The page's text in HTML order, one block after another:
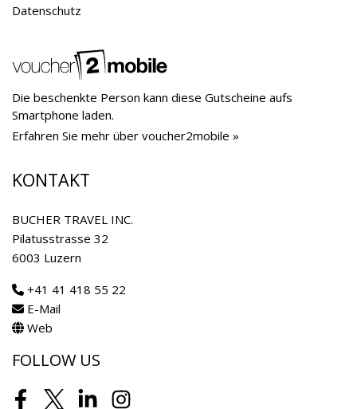
Datenschutz
Die beschenkte Person kann diese Gutscheine aufs
Smartphone laden.
Erfahren Sie mehr über voucher2mobile »
KONTAKT
BUCHER TRAVEL INC.
Pilatusstrasse 32
6003 Luzern
+41 41 418 55 22
E-Mail
Web
FOLLOW US